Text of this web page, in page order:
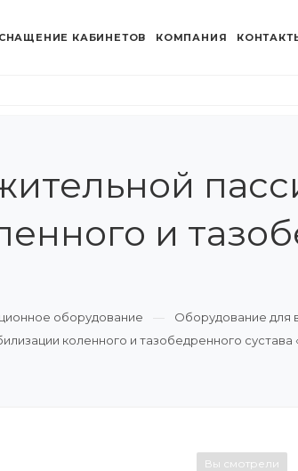
КАБИНЕТОВ КОМПАНИЯ
и
оборудование
Оборудование для
коленного и тазобедренного
Вы смотрели